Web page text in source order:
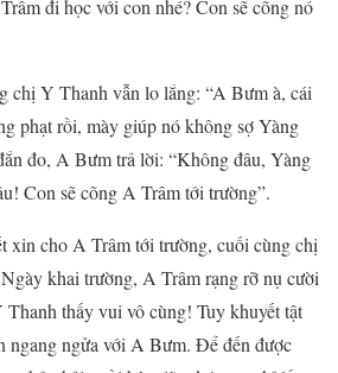
đi học với con nhé? Con sẽ cõng nó
chị Y Thanh vẫn lo lắng: “A Bưm à, cái
phạt rồi, mày giúp nó không sợ Yàng
đo, A Bưm trả lời: “Không đâu, Yàng
Con sẽ cõng A Trâm tới trường”.
xin cho A Trâm tới trường, cuối cùng chị
khai trường, A Trâm rạng rỡ nụ cười
thấy vui vô cùng! Tuy khuyết tật
ngang ngửa với A Bưm. Để đến được